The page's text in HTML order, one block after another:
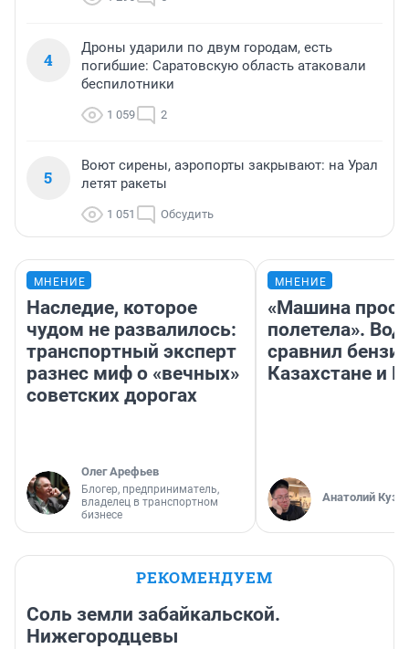
4
Дроны ударили по двум городам, есть
погибшие: Саратовскую область атаковали
беспилотники
1 059 2
5
Воют сирены, аэропорты закрывают: на Урал
летят ракеты
1 051 Обсудить
МНЕНИЕ
Наследие, которое
чудом не развалилось:
транспортный эксперт
разнес миф о «вечных»
советских дорогах
Олег Арефьев
Блогер, предприниматель,
владелец в транспортном
бизнесе
МНЕНИЕ
«Машина
полетела».
сравнил
Казахстане и
Анатолий
РЕКОМЕНДУЕМ
Соль земли забайкальской.
Нижегородцевы